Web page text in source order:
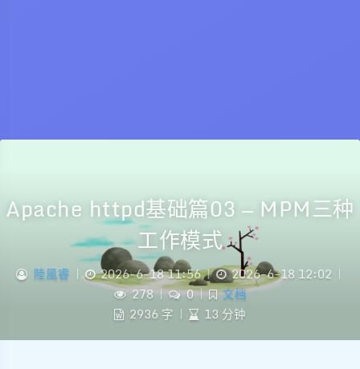
Apache httpd基础篇03 — MPM三种
工作模式
陸風睿 | 2026-6-18 11:56 | 2026-6-18 12:02 |
278 | 0 |
文档
2936 字 | 13 分钟